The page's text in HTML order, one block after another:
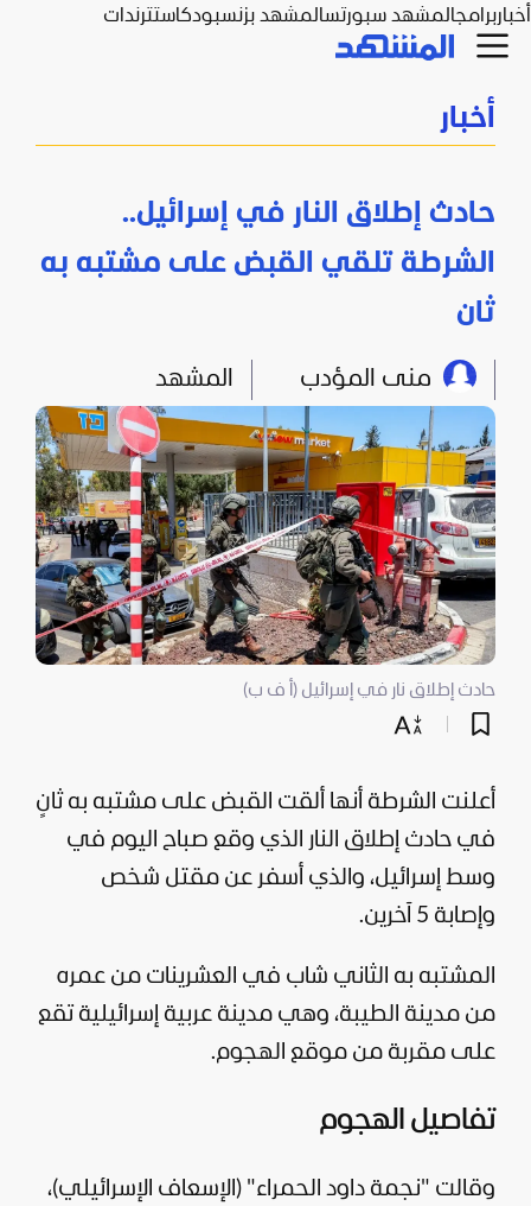
أخباربرامجالمشهد سبورتسالمشهد بزنسبودكاستترندات
أخبار
حادث إطلاق النار في إسرائيل..
الشرطة تلقي القبض على مشتبه به
ثان
منى المؤدب المشهد
حادث إطلاق نار في إسرائيل (أ ف ب)
أعلنت الشرطة أنها ألقت القبض على مشتبه به ثانٍ
في حادث إطلاق النار الذي وقع صباح اليوم في
وسط إسرائيل، والذي أسفر عن مقتل شخص
وإصابة 5 آخرين.
المشتبه به الثاني شاب في العشرينات من عمره
من مدينة الطيبة، وهي مدينة عربية إسرائيلية تقع
على مقربة من موقع الهجوم.
تفاصيل الهجوم
وقالت "نجمة داود الحمراء" (الإسعاف الإسرائيلي)،